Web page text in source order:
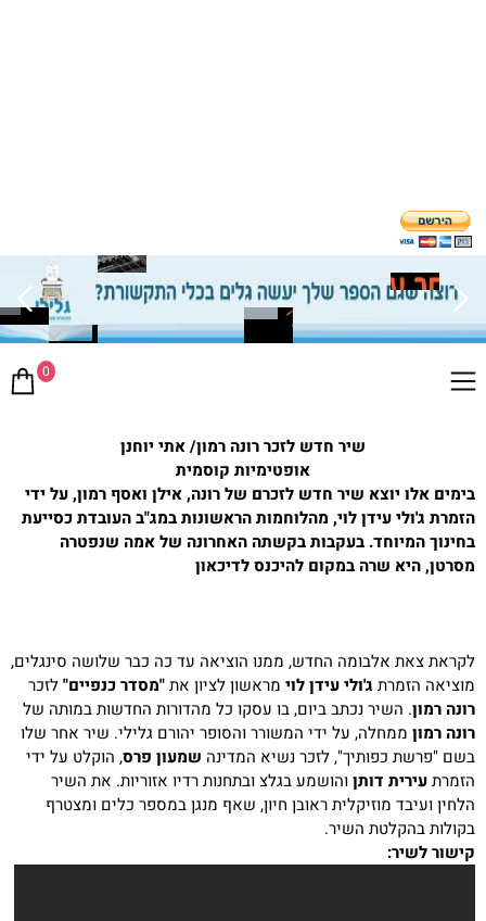
0
שיר חדש לזכר רונה רמון/ אתי יוחנן
אופטימיות קוסמית
בימים אלו יוצא שיר חדש לזכרם של רונה, אילן ואסף רמון, על ידי
הזמרת ג'ולי עידן לוי, מהלוחמות הראשונות במג"ב העובדת כסייעת
בחינוך המיוחד. בעקבות בקשתה האחרונה של אמה שנפטרה
מסרטן, היא שרה במקום להיכנס לדיכאון
לקראת צאת אלבומה החדש, ממנו הוציאה עד כה כבר שלושה סינגלים,
מוציאה הזמרת ג'ולי עידן לוי מראשון לציון את"מסדר כנפיים"לזכר
רונה רמון. השיר נכתב ביום, בו עסקו כל מהדורות החדשות במותה של
רונה רמון ממחלה, על ידי המשורר והסופר יהורם גלילי. שיר אחר שלו
בשם "פרשת כפותיך", לזכר נשיא המדינה שמעון פרס, הוקלט על ידי
הזמרתעירית דותןוהושמע בגלצ ובתחנות רדיו אזוריות. את השיר
הלחין ועיבד מוזיקלית ראובן חיון, שאף מנגן במספר כלים ומצטרף
בקולות בהקלטת השיר.
קישור לשיר: